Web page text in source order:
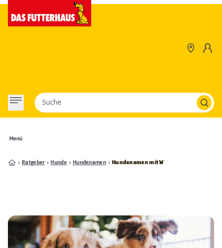
Menü
Suche
Ratgeber Hunde Hundenamen Hundenamen mit W